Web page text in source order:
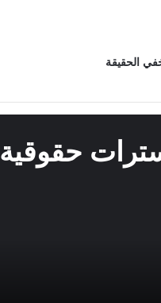
الحقيقة
حقوقية